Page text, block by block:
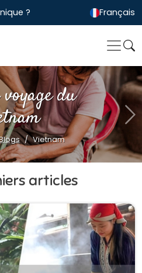
? Français
du
Vietnam
articles